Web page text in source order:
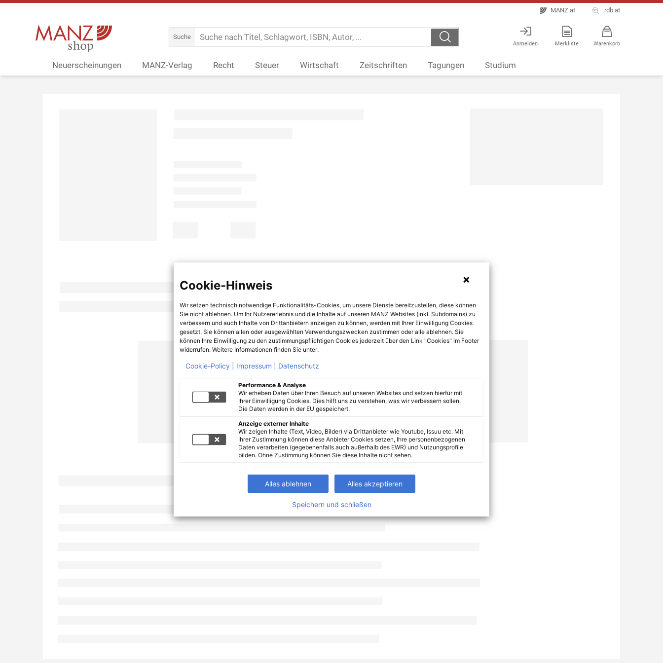
MANZ.at rdb.at
Suche
Anmelden Merkliste Warenkorb
Neuerscheinungen MANZ-Verlag Recht Steuer Wirtschaft Zeitschriften Tagungen Studium
Cookie-Hinweis
Wir setzen technisch notwendige Funktionalitäts-Cookies, um unsere Dienste bereitzustellen, diese können
Sie nicht ablehnen. Um Ihr Nutzererlebnis und die Inhalte auf unseren MANZ Websites (inkl. Subdomains) zu
verbessern und auch Inhalte von Drittanbietern anzeigen zu können, werden mit Ihrer Einwilligung Cookies
gesetzt. Sie können allen oder ausgewählten Verwendungszwecken zustimmen oder alle ablehnen. Sie
können Ihre Einwilligung zu den zustimmungspflichtigen Cookies jederzeit über den Link "Cookies" im Footer
widerrufen. Weitere Informationen finden Sie unter:
Cookie-Policy | Impressum | Datenschutz
Performance & Analyse
Wir erheben Daten über Ihren Besuch auf unseren Websites und setzen hierfür mit
Ihrer Einwilligung Cookies. Dies hilft uns zu verstehen, was wir verbessern sollen.
Die Daten werden in der EU gespeichert.
Anzeige externer Inhalte
Wir zeigen Inhalte (Text, Video, Bilder) via Drittanbieter wie Youtube, Issuu etc. Mit
Ihrer Zustimmung können diese Anbieter Cookies setzen, Ihre personenbezogenen
Daten verarbeiten (gegebenenfalls auch außerhalb des EWR) und Nutzungsprofile
bilden. Ohne Zustimmung können Sie diese Inhalte nicht sehen.
Alles ablehnen Alles akzeptieren
Speichern und schließen